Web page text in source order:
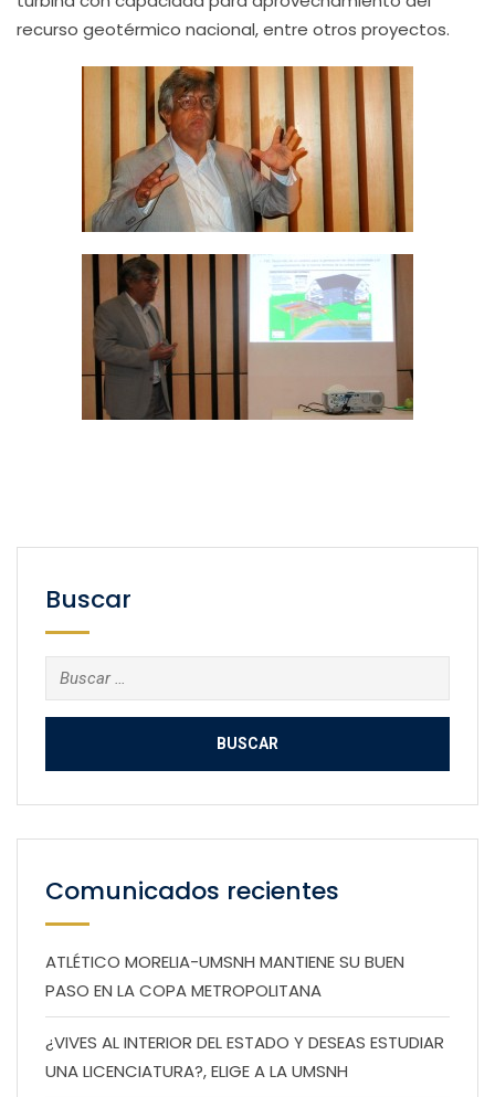
recurso geotérmico nacional, entre otros proyectos.
Buscar
Buscar:
Comunicados recientes
ATLÉTICO MORELIA-UMSNH MANTIENE SU BUEN
PASO EN LA COPA METROPOLITANA
¿VIVES AL INTERIOR DEL ESTADO Y DESEAS ESTUDIAR
UNA LICENCIATURA?, ELIGE A LA UMSNH